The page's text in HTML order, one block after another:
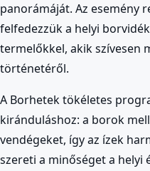
panorámáját. Az esemény
felfedezzük a helyi
termelőkkel, akik szívesen
történetéről.
A Borhetek tökéletes
kiránduláshoz: a borok
vendégeket, így az ízek
szereti a minőséget a helyi